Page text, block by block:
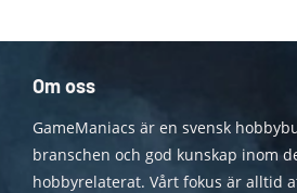
Om oss
GameManiacs är en svensk
branschen och god kunskap inom
hobbyrelaterat. Vårt fokus är alltid